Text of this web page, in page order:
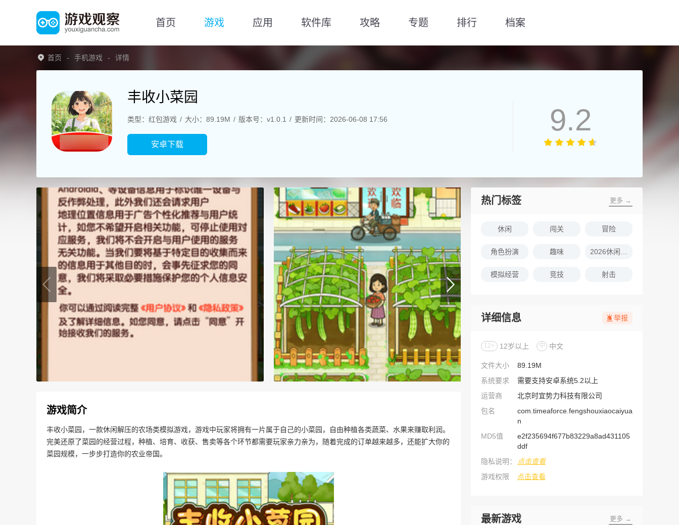
首页 游戏 应用 软件库 攻略 专题 排行 档案
首页 手机游戏 详情
丰收小菜园
类型：红包游戏 大小：89.19M 版本号：v1.0.1 更新时间：2026-06-08 17:56
安卓下载
9.2
游戏简介
丰收小菜园，一款休闲解压的农场类模拟游戏，游戏中玩家将拥有一片属于自己的小菜园，自由种植各类蔬菜、水果来赚取利润。
完美还原了菜园的经营过程，种植、培育、收获、售卖等各个环节都需要玩家亲力亲为，随着完成的订单越来越多，还能扩大你的
菜园规模，一步步打造你的农业帝国。
热门标签 更多 →
休闲 闯关 冒险
角色扮演 趣味
模拟经营 竞技 射击
详细信息 举报
12+ 12岁以上 中 中文
文件大小
89.19M
系统要求
需要支持安卓系统5.2以上
运营商
北京时宜势力科技有限公司
包名
com.timeaforce.fengshouxiaocaiyua
n
MD5值
e2f235694f677b83229a8ad431105
ddf
隐私说明：
点击查看
游戏权限
点击查看
最新游戏 更多 →